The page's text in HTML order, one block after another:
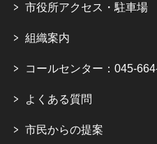
市役所アクセス・駐車場
組織案内
コールセンター：045-
よくある質問
市民からの提案